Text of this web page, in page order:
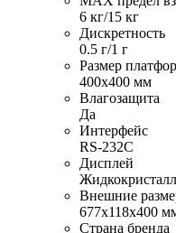
6 кг/15 кг
Дискретность
0.5 г/1 г
Размер
400х400 мм
Влагозащита
Да
Интерфейс
RS-232C
Дисплей
Внешние
677х118х400
Страна бренда